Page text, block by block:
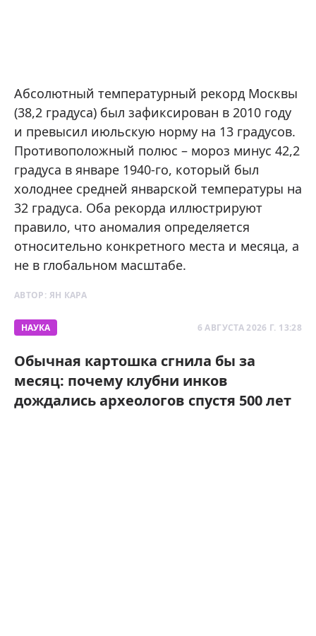
Абсолютный температурный рекорд Москвы
(38,2 градуса) был зафиксирован в 2010 году
и превысил июльскую норму на 13 градусов.
Противоположный полюс – мороз минус 42,2
градуса в январе 1940-го, который был
холоднее средней январской температуры на
32 градуса. Оба рекорда иллюстрируют
правило, что аномалия определяется
относительно конкретного места и месяца, а
не в глобальном масштабе.
АВТОР: ЯН КАРА
НАУКА 6 АВГУСТА 2026 Г. 13:28
Обычная картошка сгнила бы за
месяц: почему клубни инков
дождались археологов спустя 500 лет